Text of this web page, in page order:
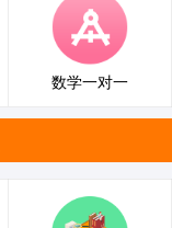
数学一对一